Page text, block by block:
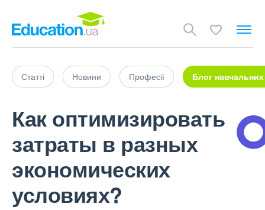
Статті Новини Професії Блог навчальних
Как оптимизировать
затраты в разных
экономических
условиях?